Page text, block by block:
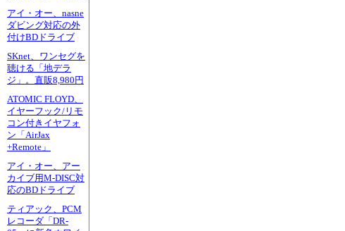
アイ・オー、nasne
ダビング対応の外
付けBDドライブ
SKnet、ワンセグを
聴ける「地デラ
ジ」。直販8,980円
ATOMIC FLOYD、
イヤーフック/リモ
コン付きイヤフォ
ン「AirJax
+Remote」
アイ・オー、アー
カイブ用M-DISC対
応のBDドライブ
ティアック、PCM
レコーダ「DR-